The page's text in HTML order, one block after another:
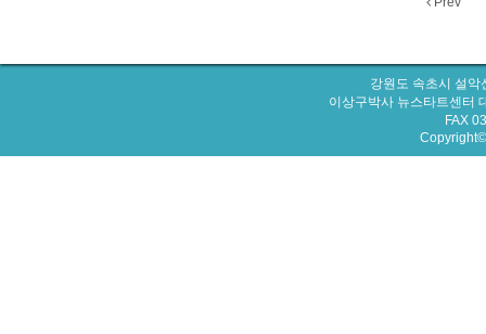
강원도 속초시 설
이상구박사 뉴스타트센터
FAX